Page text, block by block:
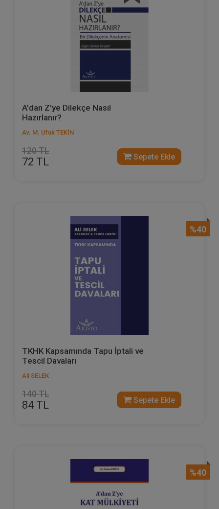
A'dan Z'ye Dilekçe Nasıl
Hazırlanır?
Av. M. Ufuk TEKİN
120 TL
72 TL Sepete Ekle
%40
TKHK Kapsamında Tapu İptali ve
Tescil Davaları
Ali SELEK
140 TL
84 TL Sepete Ekle
%40